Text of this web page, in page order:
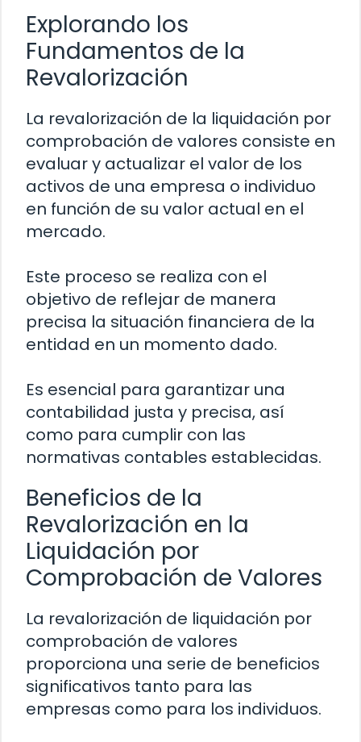
Explorando los
Fundamentos de la
Revalorización
La revalorización de la liquidación por
comprobación de valores consiste en
evaluar y actualizar el valor de los
activos de una empresa o individuo
en función de su valor actual en el
mercado.
Este proceso se realiza con el
objetivo de reflejar de manera
precisa la situación financiera de la
entidad en un momento dado.
Es esencial para garantizar una
contabilidad justa y precisa, así
como para cumplir con las
normativas contables establecidas.
Beneficios de la
Revalorización en la
Liquidación por
Comprobación de Valores
La revalorización de liquidación por
comprobación de valores
proporciona una serie de beneficios
significativos tanto para las
empresas como para los individuos.